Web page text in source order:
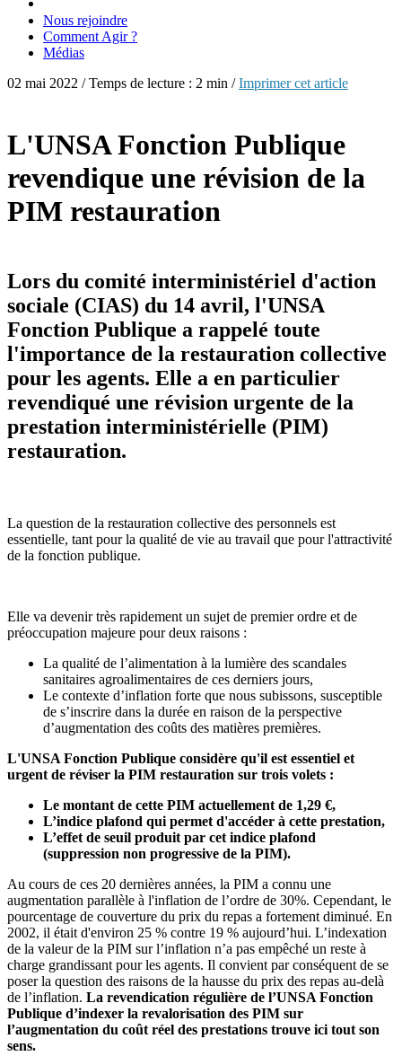
Nous rejoindre
Comment Agir ?
Médias
02 mai 2022 / Temps de lecture : 2 min /Imprimer cet article
L'UNSA Fonction Publique
revendique une révision de la
PIM restauration
Lors du comité interministériel d'action
sociale (CIAS) du 14 avril, l'UNSA
Fonction Publique a rappelé toute
l'importance de la restauration collective
pour les agents. Elle a en particulier
revendiqué une révision urgente de la
prestation interministérielle (PIM)
restauration.
La question de la restauration collective des personnels est
essentielle, tant pour la qualité de vie au travail que pour l'attractivité
de la fonction publique.
Elle va devenir très rapidement un sujet de premier ordre et de
préoccupation majeure pour deux raisons :
La qualité de l’alimentation à la lumière des scandales
sanitaires agroalimentaires de ces derniers jours,
Le contexte d’inflation forte que nous subissons, susceptible
de s’inscrire dans la durée en raison de la perspective
d’augmentation des coûts des matières premières.
L'UNSA Fonction Publique considère qu'il est essentiel et
urgent de réviser la PIM restauration sur trois volets :
Le montant de cette PIM actuellement de 1,29 €,
L’indice plafond qui permet d'accéder à cette prestation,
L’effet de seuil produit par cet indice plafond
(suppression non progressive de la PIM).
Au cours de ces 20 dernières années, la PIM a connu une
augmentation parallèle à l'inflation de l’ordre de 30%. Cependant, le
pourcentage de couverture du prix du repas a fortement diminué. En
2002, il était d'environ 25 % contre 19 % aujourd’hui. L’indexation
de la valeur de la PIM sur l’inflation n’a pas empêché un reste à
charge grandissant pour les agents. Il convient par conséquent de se
poser la question des raisons de la hausse du prix des repas au-delà
de l’inflation. La revendication régulière de l’UNSA Fonction
Publique d’indexer la revalorisation des PIM sur
l’augmentation du coût réel des prestations trouve ici tout son
sens.